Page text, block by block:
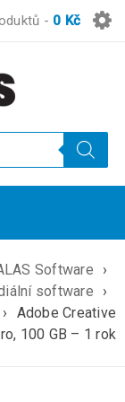
- 0 Kč
Software
›
software
›
›
Adobe Creative
100 GB – 1 rok